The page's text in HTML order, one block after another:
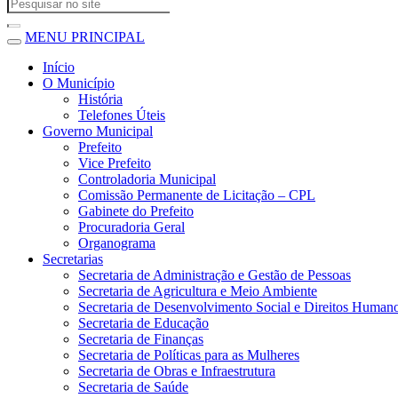
MENU PRINCIPAL
Início
O Município
História
Telefones Úteis
Governo Municipal
Prefeito
Vice Prefeito
Controladoria Municipal
Comissão Permanente de Licitação – CPL
Gabinete do Prefeito
Procuradoria Geral
Organograma
Secretarias
Secretaria de Administração e Gestão de Pessoas
Secretaria de Agricultura e Meio Ambiente
Secretaria de Desenvolvimento Social e Direitos
Secretaria de Educação
Secretaria de Finanças
Secretaria de Políticas para as Mulheres
Secretaria de Obras e Infraestrutura
Secretaria de Saúde